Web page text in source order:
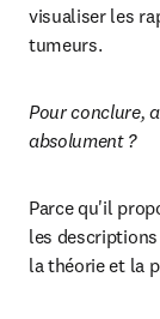
visualiser les
tumeurs.
Pour conclure,
absolument ?
Parce qu'il
les
la théorie et la